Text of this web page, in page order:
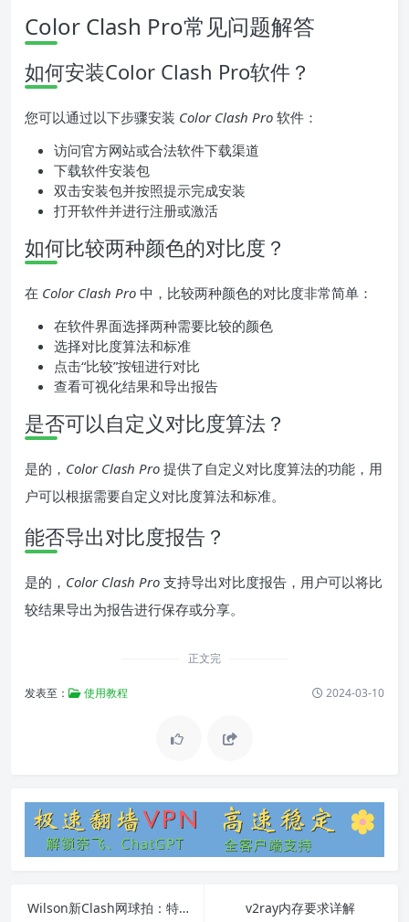
Color Clash Pro常见问题解答
如何安装Color Clash Pro软件？
您可以通过以下步骤安装 Color Clash Pro 软件：
访问官方网站或合法软件下载渠道
下载软件安装包
双击安装包并按照提示完成安装
打开软件并进行注册或激活
如何比较两种颜色的对比度？
在 Color Clash Pro 中，比较两种颜色的对比度非常简单：
在软件界面选择两种需要比较的颜色
选择对比度算法和标准
点击“比较”按钮进行对比
查看可视化结果和导出报告
是否可以自定义对比度算法？
是的， Color Clash Pro 提供了自定义对比度算法的功能，用
户可以根据需要自定义对比度算法和标准。
能否导出对比度报告？
是的， Color Clash Pro 支持导出对比度报告，用户可以将比
较结果导出为报告进行保存或分享。
正文完
发表至： 使用教程 2024-03-10
Wilson新Clash网球拍：特点、优势和使用技巧 v2ray内存要求详解